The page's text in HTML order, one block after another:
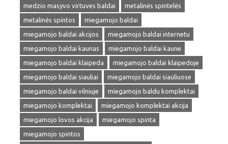
medzio masyvo virtuves baldai
metalinės spintelės
metalinės spintos
miegamojo baldai
miegamojo baldai akcijos
miegamojo baldai internetu
miegamojo baldai kaunas
miegamojo baldai kaune
miegamojo baldai klaipeda
miegamojo baldai klaipedoje
miegamojo baldai siauliai
miegamojo baldai siauliuose
miegamojo baldai vilniuje
miegamojo baldu komplektai
miegamojo komplektai
miegamojo komplektai akcija
miegamojo lovos akcija
miegamojo spinta
miegamojo spintos